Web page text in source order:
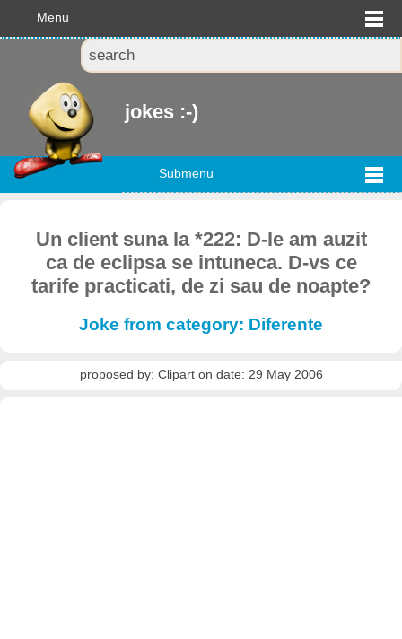
Menu
jokes :-)
Submenu
Un client suna la *222: D-le am auzit
ca de eclipsa se intuneca. D-vs ce
tarife practicati, de zi sau de noapte?
Joke from category: Diferente
proposed by: Clipart on date: 29 May 2006